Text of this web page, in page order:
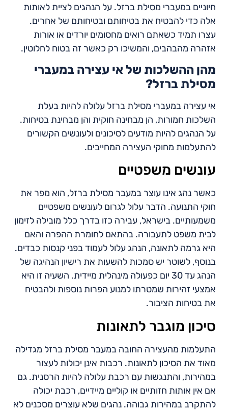
חיוניים במעברי מסילת ברזל. על הנהגים לציית לאותות
אלה כדי להבטיח את בטיחותם ובטיחותם של אחרים.
עצרו תמיד כשאתם רואים מחסומים יורדים או אורות
אזהרה מהבהבים, והמשיכו רק כאשר זה בטוח לחלוטין.
מהן ההשלכות של אי עצירה במעברי
מסילת ברזל?
אי עצירה במעברי מסילת ברזל עלולה להיות בעלת
השלכות חמורות, הן מבחינה חוקית והן מבחינת בטיחות.
על הנהגים להיות מודעים לסיכונים ולעונשים הקשורים
להתעלמות מחוקי העצירה המחייבים.
עונשים משפטיים
כאשר נהג אינו עוצר במעבר מסילת ברזל, הוא מפר את
חוקי התנועה. הדבר עלול לגרום לעונשים משפטיים
משמעותיים. בישראל, עבירה כזו בדרך כלל מובילה לזימון
לבית משפט לתעבורה. בהתאם לחומרת ההפרה והאם
היא גרמה לתאונה, הנהג עלול לעמוד בפני קנסות כבדים.
בנוסף, לשוטר יש סמכות להשעות את רישיון הנהיגה של
הנהג עד 30 יום כפעולה מינהלית מיידית. השעיה זו היא
אמצעי זהירות שמטרתו למנוע הפרות נוספות ולהבטיח
את בטיחות הציבור.
סיכון מוגבר לתאונות
התעלמות מהעצירה החובה במעבר מסילת ברזל מגדילה
מאוד את הסיכון לתאונות. רכבות אינן יכולות לעצור
במהירות, והתנגשות עם רכבת עלולה להיות הרסנית. גם
אם אין אותות חזותיים או קוליים מיידיים, רכבת יכולה
להתקרב במהירות גבוהה. נהגים שלא עוצרים מסכנים לא